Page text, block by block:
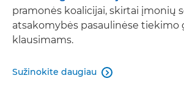
pramonės koalicijai, skirtai įmonių
atsakomybės pasaulinėse tiekimo
klausimams.
Sužinokite daugiau 